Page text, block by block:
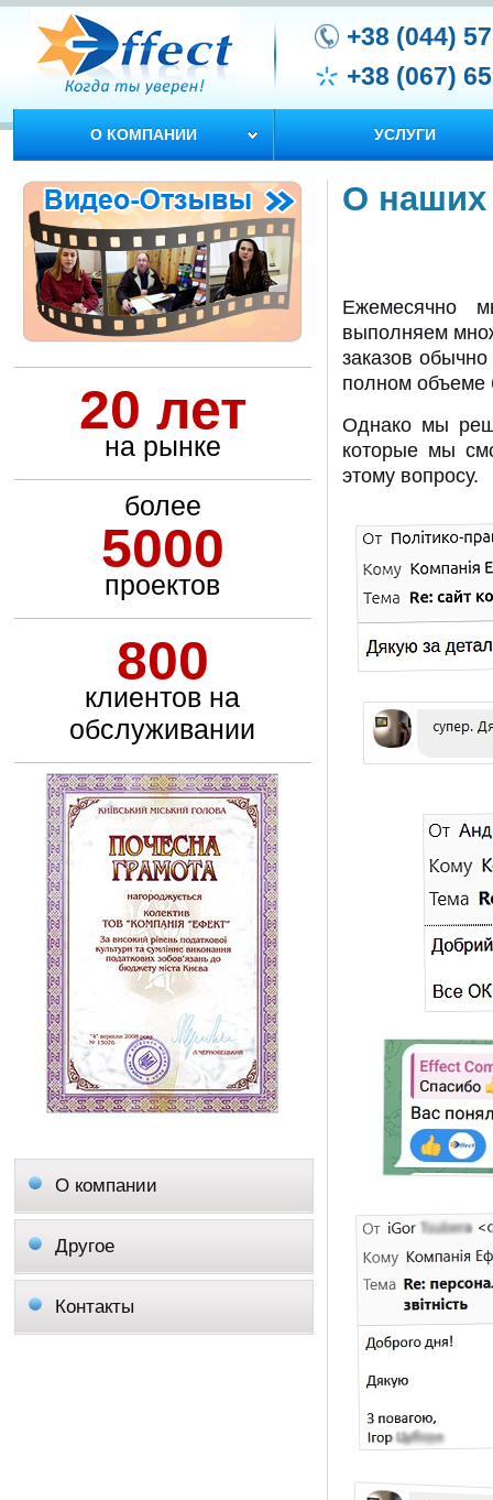
+38 (044)
+38 (067)
О КОМПАНИИ УСЛУГИ
20 лет
на рынке
более
5000
проектов
800
клиентов на
обслуживании
О компании
Другое
Контакты
О наших
Ежемесячно
выполняем
заказов
полном объеме
Однако мы
которые мы
этому вопросу.